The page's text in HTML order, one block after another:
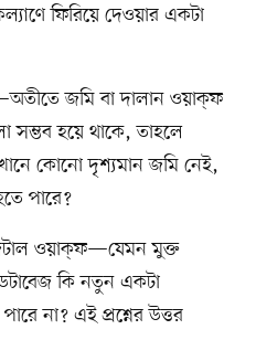
ফিরিয়ে দেওয়ার একটা
জমি বা দালান ওয়াক্‌ফ
সম্ভব হয়ে থাকে, তাহলে
কোনো দৃশ্যমান জমি নেই,
পারে?
ওয়াক্‌ফ—যেমন মুক্ত
কি নতুন একটা
না? এই প্রশ্নের উত্তর